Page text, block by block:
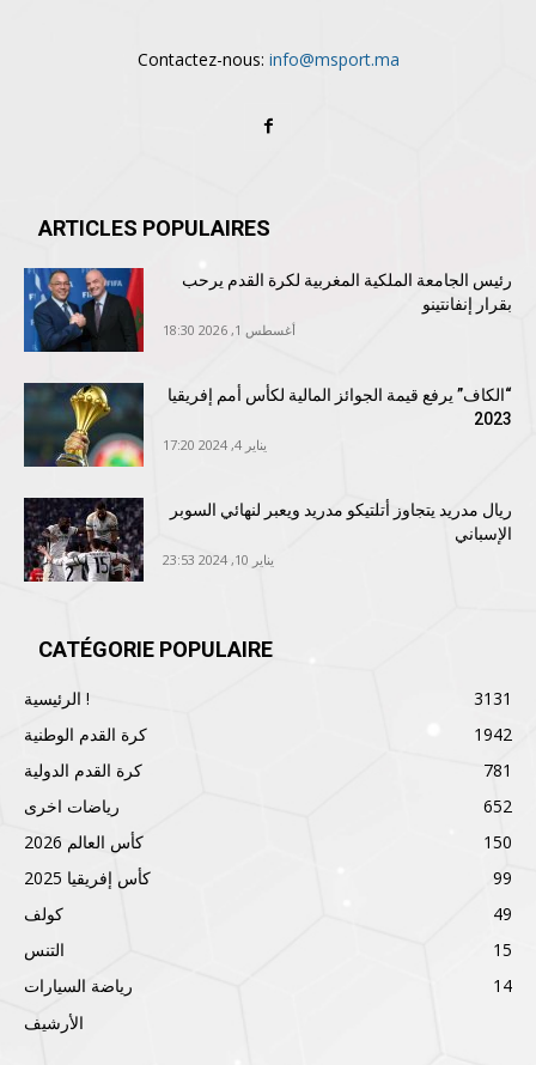
Contactez-nous: info@msport.ma
ARTICLES POPULAIRES
رئيس الجامعة الملكية المغربية لكرة القدم يرحب
بقرار إنفانتينو
أغسطس 1, 2026 18:30
“الكاف” يرفع قيمة الجوائز المالية لكأس أمم إفريقيا
2023
يناير 4, 2024 17:20
ريال مدريد يتجاوز أتلتيكو مدريد ويعبر لنهائي السوبر
الإسباني
يناير 10, 2024 23:53
CATÉGORIE POPULAIRE
الرئيسية !
3131
كرة القدم الوطنية
1942
كرة القدم الدولية
781
رياضات اخرى
652
كأس العالم 2026
150
كأس إفريقيا 2025
99
كولف
49
التنس
15
رياضة السيارات
14
الأرشيف